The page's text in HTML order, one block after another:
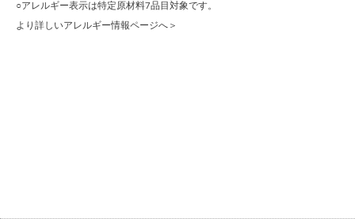
○アレルギー表示は特定原材料7品目対象です。
より詳しいアレルギー情報ページへ＞